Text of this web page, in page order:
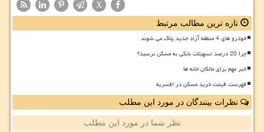
X
تازه ترین مطالب مرتبط
خودرو های 4 منطقه آزاد جدید پلاک می شوند
چرا 20 درصد تسهیلات بانکی به مسکن نرسید؟
خبر مهم برای مالکان خانه ها
فهرست قیمت خرید مسکن در افسریه
نظرات بینندگان در مورد این مطلب
نظر شما در مورد این مطلب